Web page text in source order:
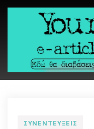
Skip
Your e-
Εδώ θα διαβάσεις
ΣΥΝΕΝΤΕΎΞΕΙΣ